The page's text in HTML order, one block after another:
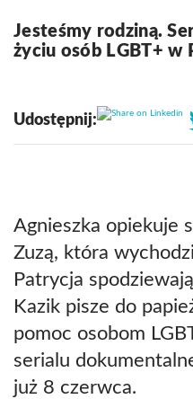
Jesteśmy rodziną.
życiu osób LGBT+ w
Udostępnij: Share on Linkedin
Agnieszka opiekuje
Zuzą, która
Patrycja
Kazik pisze do
pomoc osobom
serialu
już 8 czerwca.